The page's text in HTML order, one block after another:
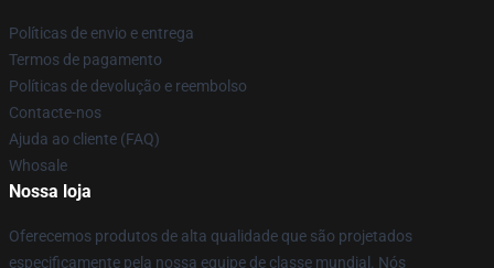
Políticas de envio e entrega
Termos de pagamento
Políticas de devolução e reembolso
Contacte-nos
Ajuda ao cliente (FAQ)
Whosale
Nossa loja
Oferecemos produtos de alta qualidade que são projetados
especificamente pela nossa equipe de classe mundial. Nós